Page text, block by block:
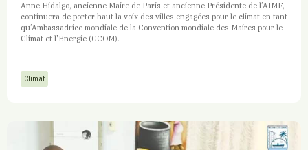
Anne Hidalgo, ancienne Maire de Paris et ancienne Présidente de l’AIMF,
continuera de porter haut la voix des villes engagées pour le climat en tant
qu’Ambassadrice mondiale de la Convention mondiale des Maires pour le
Climat et l'Energie (GCOM).
Climat